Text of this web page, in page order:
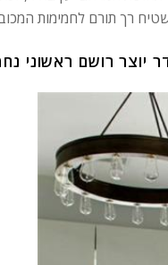
יוצר רושם ראשוני